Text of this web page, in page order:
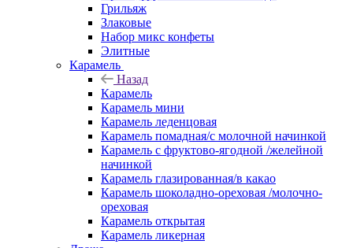
Грильяж
Злаковые
Набор микс конфеты
Элитные
Карамель
Назад
Карамель
Карамель мини
Карамель леденцовая
Карамель помадная/с молочной начинкой
Карамель с фруктово-ягодной /желейной
начинкой
Карамель глазированная/в какао
Карамель шоколадно-ореховая /молочно-
ореховая
Карамель открытая
Карамель ликерная